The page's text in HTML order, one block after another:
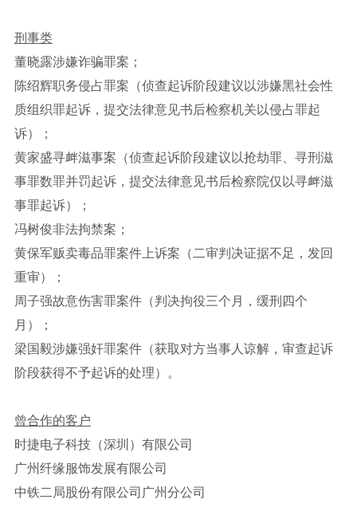
刑事类
董晓露涉嫌诈骗罪案；
陈绍辉职务侵占罪案（侦查起诉阶段建议以涉嫌黑社会性
质组织罪起诉，提交法律意见书后检察机关以侵占罪起
诉）；
黄家盛寻衅滋事案（侦查起诉阶段建议以抢劫罪、寻刑滋
事罪数罪并罚起诉，提交法律意见书后检察院仅以寻衅滋
事罪起诉）；
冯树俊非法拘禁案；
黄保军贩卖毒品罪案件上诉案（二审判决证据不足，发回
重审）；
周子强故意伤害罪案件（判决拘役三个月，缓刑四个
月）；
梁国毅涉嫌强奸罪案件（获取对方当事人谅解，审查起诉
阶段获得不予起诉的处理）。
曾合作的客户
时捷电子科技（深圳）有限公司
广州纤缘服饰发展有限公司
中铁二局股份有限公司广州分公司